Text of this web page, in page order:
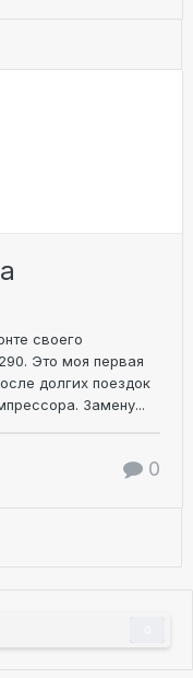
своего
Это моя первая
долгих поездок
Замену...
0